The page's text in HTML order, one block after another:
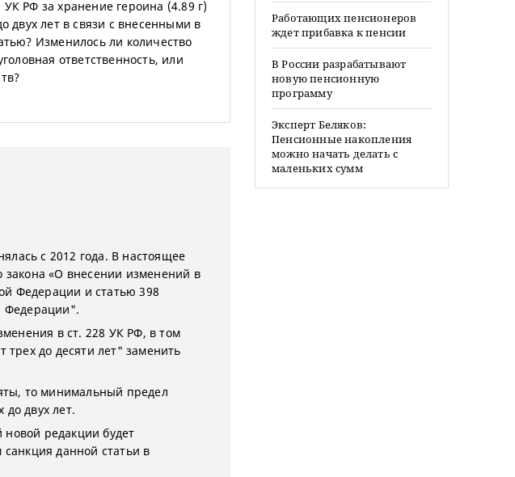
УК РФ за хранение героина (4.89 г)
двух лет в связи с внесенными в
Изменилось ли количество
ответственность, или
с 2012 года. В настоящее
закона «О внесении изменений в
Федерации и статью 398
Федерации".
в ст. 228 УК РФ, в том
трех до десяти лет" заменить
то минимальный предел
до двух лет.
редакции будет
данной статьи в
Работающих пенсионеров
ждет прибавка к пенсии
В России разрабатывают
новую пенсионную
программу
Эксперт Беляков:
Пенсионные накопления
можно начать делать с
маленьких сумм